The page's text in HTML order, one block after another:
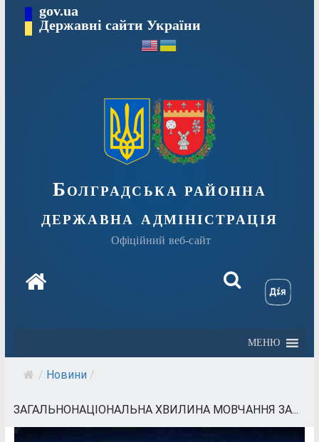
Перейтиgov.ua
Державні сайти України
Болградська районна
державна адміністрація
Офіційний веб-сайт
МЕНЮ
/ Новини /
ЗАГАЛЬНОНАЦІОНАЛЬНА ХВИЛИНА МОВЧАННЯ ЗА...